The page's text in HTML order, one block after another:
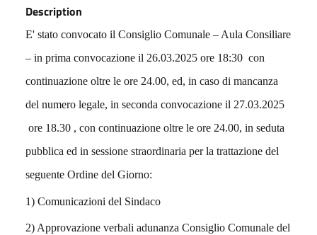
Description
E' stato convocato il Consiglio Comunale – Aula Consiliare
– in prima convocazione il 26.03.2025 ore 18:30 con
continuazione oltre le ore 24.00, ed, in caso di mancanza
del numero legale, in seconda convocazione il 27.03.2025
ore 18.30 , con continuazione oltre le ore 24.00, in seduta
pubblica ed in sessione straordinaria per la trattazione del
seguente Ordine del Giorno:
1) Comunicazioni del Sindaco
2) Approvazione verbali adunanza Consiglio Comunale del